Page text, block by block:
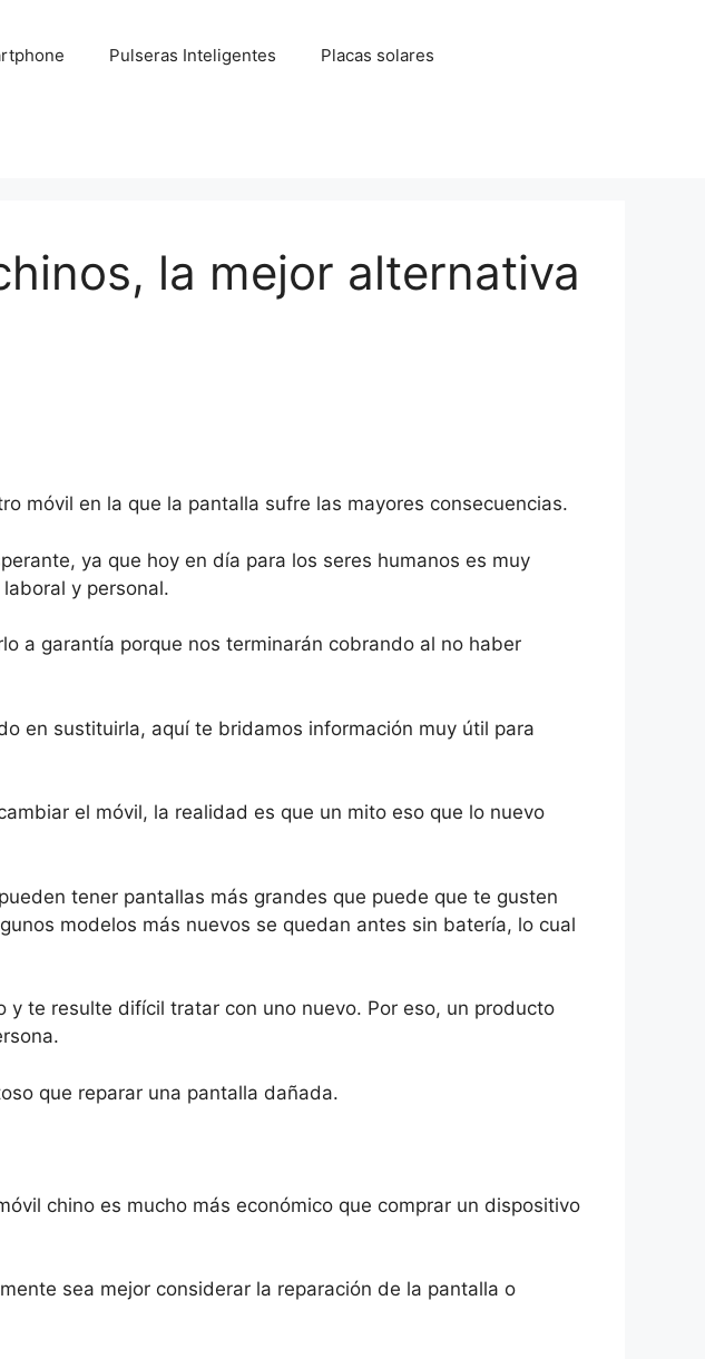
Pulseras Inteligentes Placas solares
la mejor alternativa
móvil en la que la pantalla sufre las mayores consecuencias.
ya que hoy en día para los seres humanos es muy
y personal.
a garantía porque nos terminarán cobrando al no haber
en sustituirla, aquí te bridamos información muy útil para
el móvil, la realidad es que un mito eso que lo nuevo
tener pantallas más grandes que puede que te gusten
modelos más nuevos se quedan antes sin batería, lo cual
te resulte difícil tratar con uno nuevo. Por eso, un producto
que reparar una pantalla dañada.
chino es mucho más económico que comprar un dispositivo
sea mejor considerar la reparación de la pantalla o